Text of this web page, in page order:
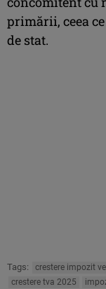
primării, ceea
de stat.
Tags: crestere impozit
crestere tva 2025